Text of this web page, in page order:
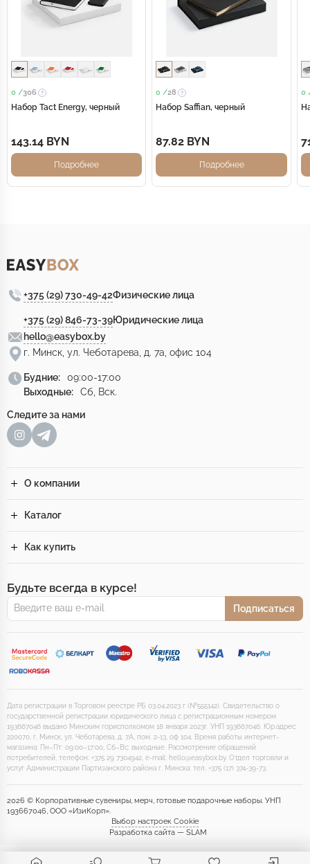
0 /306
Набор Tact Energy, черный
143.14 BYN
Подробнее
0 /28
Набор Saffian, черный
87.82 BYN
Подробнее
0
+375 (29) 730-49-42Физические лица
+375 (29) 846-73-39Юридические лица
hello@easybox.by
г. Минск, ул. Чеботарева, д. 7а, офис 104
Будние:
09:00-17:00
Выходные:
Сб, Вск.
Следите за нами
О компании
Каталог
Как купить
Будьте всегда в курсе!
Подписаться
Дата регистрации в Торговом реестре РБ 03.04.2023 г (№555142). Свидетельство о
государственной регистрации юридического лица с регистрационным номером
193667046 выдано Минским горисполкомом 18 января 2023г. УНП 193667046. Юр.адрес:
220070, г. Минск, ул. Чеботарева, д. 7А, пом. 2-13, оф 104. Время работы интернет-
магазина: Пн–Пт: 09:00–17:00, Сб–Вс: выходные. Рассмотрение обращений
потребителей, телефон: +375 29 7304942, e-mail: hello@easybox.by. Отдел торговли и
услуг Администрации Партизанского района г. Минска: тел. +375 (17) 374-39-73.
2026 © Корпоративные сувениры, мерч, готовые подарочные наборы. УНП
193667046, ООО «ИзиКорп».
Выбор настроек Cookie
Разработка сайта — SLAM